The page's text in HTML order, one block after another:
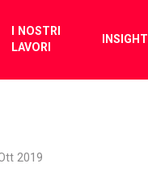
I NOSTRI
LAVORI
INSIGHT
2019